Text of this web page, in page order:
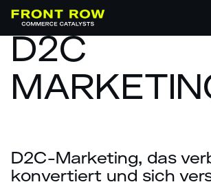
D2C
D2C-Marketing, das
konvertiert und sich